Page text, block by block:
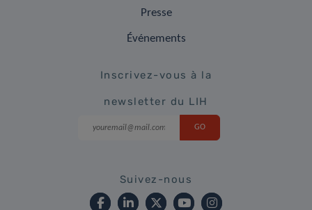
Presse
Événements
Inscrivez-vous à la
newsletter du LIH
Suivez-nous